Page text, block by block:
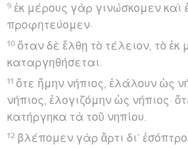
9 ἐκ μέρους γὰρ γινώσκομεν καὶ
προφητεύομεν·
10 ὅταν δὲ ἔλθῃ τὸ τέλειον, τὸ ἐκ
καταργηθήσεται.
11 ὅτε ἤμην νήπιος, ἐλάλουν ὡς
νήπιος, ἐλογιζόμην ὡς νήπιος·
κατήργηκα τὰ τοῦ νηπίου.
12 βλέπομεν γὰρ ἄρτι δι’